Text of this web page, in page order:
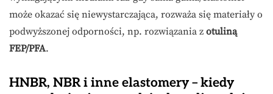
może okazać się niewystarczająca, rozważa się materiały o
podwyższonej odporności, np. rozwiązania z otuliną
FEP/PFA.
HNBR, NBR i inne elastomery – kiedy